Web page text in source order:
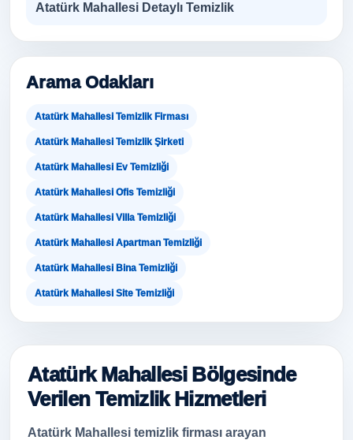
Atatürk Mahallesi Detaylı Temizlik
Arama Odakları
Atatürk Mahallesi Temizlik Firması
Atatürk Mahallesi Temizlik Şirketi
Atatürk Mahallesi Ev Temizliği
Atatürk Mahallesi Ofis Temizliği
Atatürk Mahallesi Villa Temizliği
Atatürk Mahallesi Apartman Temizliği
Atatürk Mahallesi Bina Temizliği
Atatürk Mahallesi Site Temizliği
Atatürk Mahallesi Bölgesinde
Verilen Temizlik Hizmetleri
Atatürk Mahallesi temizlik firması arayan